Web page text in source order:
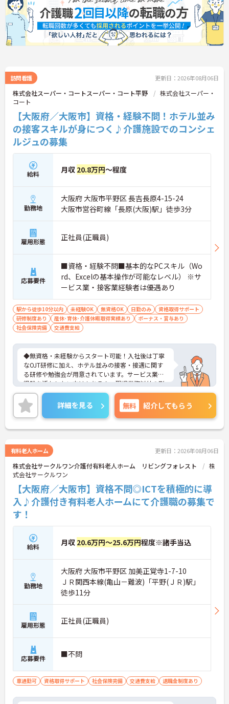
訪問看護 更新日：2026年08月06日
株式会社スーパー・コートスーパー・コート平野
株式会社スーパー・
コート
【大阪府／大阪市】資格・経験不問！ホテル並み
の接客スキルが身につく♪介護施設でのコンシェ
ルジュの募集
給料 月収 20.8万円～程度
勤務地
大阪府 大阪市平野区 長吉長原4-15-24
大阪市営谷町線「長原(大阪)駅」徒歩3分
雇用形態 正社員(正職員)
応募要件
■資格・経験不問■基本的なPCスキル（Wo
rd、Excelの基本操作が可能なレベル） ※サ
ービス業・接客業経験者は優遇あり
駅から徒歩10分以内 未経験OK 無資格OK 日勤のみ
資格取得サポート
研修制度あり
産休･育休･介護休暇取得実績あり
ボーナス・賞与あり
社会保険完備
交通費支給
◆無資格・未経験からスタート可能！入社後は丁寧
なOJT研修に加え、ホテル並みの接客・接遇に関す
る研修や勉強会が用意されています。サービス業の
経験を活かしたい方はもちろん、現場業務以外の形
で医療・介護業界に携わりたい方にも安心のサポー
ト体制です。
◆受付やご家族の案内といった基本業務にとどまら
ず、ご入居者様向けのイベント企画・運営や、写
真・動画を使ったSNSの更新などもお任せします。
顔を引き出せるお仕事です
◆「接客・接遇手当（最大月3万円）」や「ケアマ
イスター手当（最大月2万円）」のほか、資格取得
支援制度も完備。働きながら確かなキャリアと収入
アップを目指せる環境が整っています。
詳細を見る 無料 紹介してもらう
有料老人ホーム 更新日：2026年08月06日
株式会社サークルワン介護付有料老人ホーム リビングフォレスト
株
式会社サークルワン
【大阪府／大阪市】資格不問◎ICTを積極的に導
入♪介護付き有料老人ホームにて介護職の募集で
す！
給料 月収 20.6万円～25.6万円程度※諸手当込
勤務地
大阪府 大阪市平野区 加美正覚寺1-7-10
ＪＲ関西本線(亀山－難波)「平野(ＪＲ)駅」
徒歩11分
雇用形態 正社員(正職員)
応募要件 ■不問
車通勤可 資格取得サポート 社会保険完備 交通費支給 退職金制度あり